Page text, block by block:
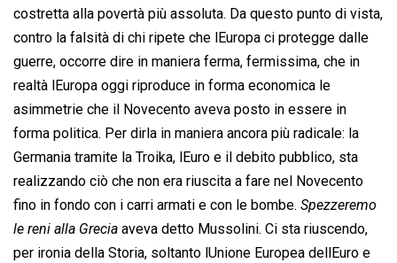
costretta alla povertà più assoluta. Da questo punto di vista,
contro la falsità di chi ripete che lEuropa ci protegge dalle
guerre, occorre dire in maniera ferma, fermissima, che in
realtà lEuropa oggi riproduce in forma economica le
asimmetrie che il Novecento aveva posto in essere in
forma politica. Per dirla in maniera ancora più radicale: la
Germania tramite la Troika, lEuro e il debito pubblico, sta
realizzando ciò che non era riuscita a fare nel Novecento
fino in fondo con i carri armati e con le bombe.  Spezzeremo
le reni alla Grecia  aveva detto Mussolini. Ci sta riuscendo,
per ironia della Storia, soltanto lUnione Europea dellEuro e